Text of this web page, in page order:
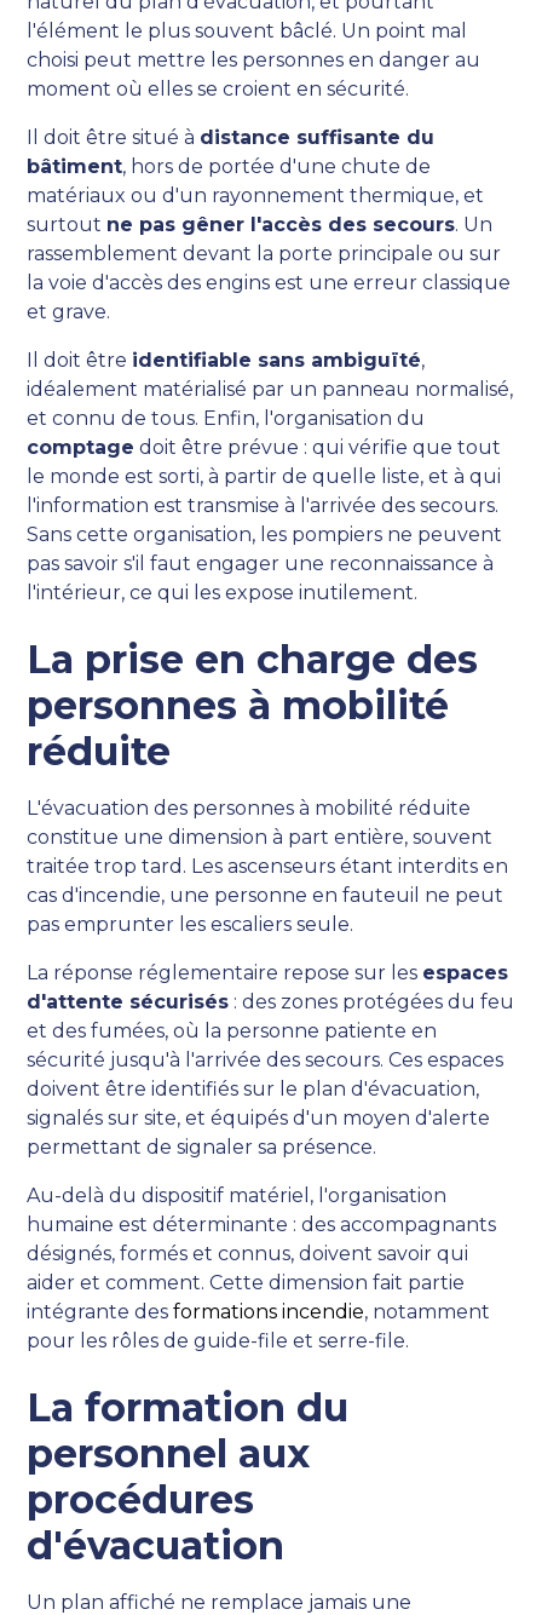
l'élément le plus souvent bâclé. Un point mal
choisi peut mettre les personnes en danger au
moment où elles se croient en sécurité.
Il doit être situé à distance suffisante du
bâtiment, hors de portée d'une chute de
matériaux ou d'un rayonnement thermique, et
surtout ne pas gêner l'accès des secours. Un
rassemblement devant la porte principale ou sur
la voie d'accès des engins est une erreur classique
et grave.
Il doit être identifiable sans ambiguïté,
idéalement matérialisé par un panneau normalisé,
et connu de tous. Enfin, l'organisation du
comptage doit être prévue : qui vérifie que tout
le monde est sorti, à partir de quelle liste, et à qui
l'information est transmise à l'arrivée des secours.
Sans cette organisation, les pompiers ne peuvent
pas savoir s'il faut engager une reconnaissance à
l'intérieur, ce qui les expose inutilement.
La prise en charge des
personnes à mobilité
réduite
L'évacuation des personnes à mobilité réduite
constitue une dimension à part entière, souvent
traitée trop tard. Les ascenseurs étant interdits en
cas d'incendie, une personne en fauteuil ne peut
pas emprunter les escaliers seule.
La réponse réglementaire repose sur les espaces
d'attente sécurisés : des zones protégées du feu
et des fumées, où la personne patiente en
sécurité jusqu'à l'arrivée des secours. Ces espaces
doivent être identifiés sur le plan d'évacuation,
signalés sur site, et équipés d'un moyen d'alerte
permettant de signaler sa présence.
Au-delà du dispositif matériel, l'organisation
humaine est déterminante : des accompagnants
désignés, formés et connus, doivent savoir qui
aider et comment. Cette dimension fait partie
intégrante desformations incendie, notamment
pour les rôles de guide-file et serre-file.
La formation du
personnel aux
procédures
d'évacuation
Un plan affiché ne remplace jamais une